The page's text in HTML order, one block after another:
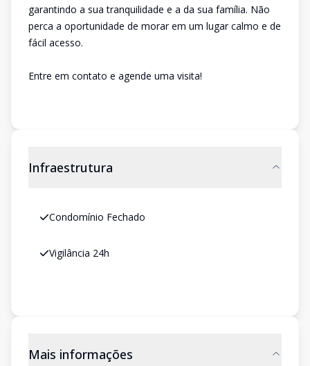
garantindo a sua tranquilidade e a da sua família. Não
perca a oportunidade de morar em um lugar calmo e de
fácil acesso.
Entre em contato e agende uma visita!
Infraestrutura
Condomínio Fechado
Vigilância 24h
Mais informações